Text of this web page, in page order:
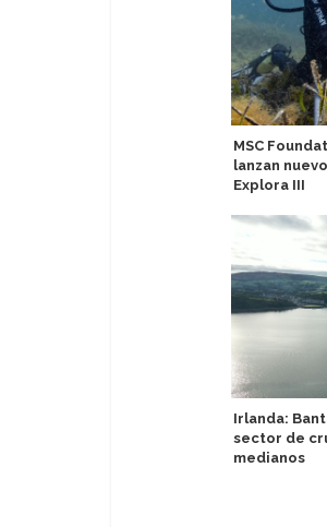
MSC
lanzan
Explora III
Irlanda:
sector de
medianos